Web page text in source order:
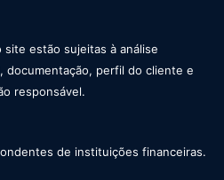
estão sujeitas à análise
documentação, perfil do cliente e
responsável.
de instituições financeiras.